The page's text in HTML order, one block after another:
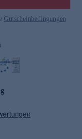
Gutscheinbedingungen